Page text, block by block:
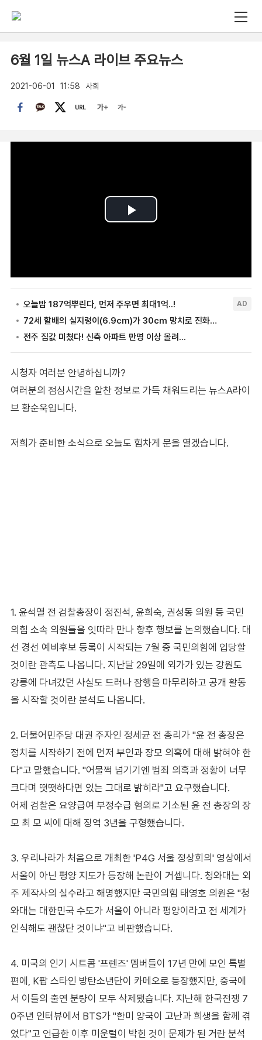
6월 1일 뉴스A 라이브 주요뉴스
2021-06-01 11:58 사회
시청자 여러분 안녕하십니까?
여러분의 점심시간을 알찬 정보로 가득 채워드리는 뉴스A라이
브 황순욱입니다.
저희가 준비한 소식으로 오늘도 힘차게 문을 열겠습니다.
1. 윤석열 전 검찰총장이 정진석, 윤희숙, 권성동 의원 등 국민
의힘 소속 의원들을 잇따라 만나 향후 행보를 논의했습니다. 대
선 경선 예비후보 등록이 시작되는 7월 중 국민의힘에 입당할
것이란 관측도 나옵니다. 지난달 29일에 외가가 있는 강원도
강릉에 다녀갔던 사실도 드러나 잠행을 마무리하고 공개 활동
을 시작할 것이란 분석도 나옵니다.
2. 더불어민주당 대권 주자인 정세균 전 총리가 "윤 전 총장은
정치를 시작하기 전에 먼저 부인과 장모 의혹에 대해 밝혀야 한
다"고 말했습니다. "어물쩍 넘기기엔 범죄 의혹과 정황이 너무
크다며 떳떳하다면 있는 그대로 밝히라"고 요구했습니다.
어제 검찰은 요양급여 부정수급 혐의로 기소된 윤 전 총장의 장
모 최 모 씨에 대해 징역 3년을 구형했습니다.
3. 우리나라가 처음으로 개최한 'P4G 서울 정상회의' 영상에서
서울이 아닌 평양 지도가 등장해 논란이 거셉니다. 청와대는 외
주 제작사의 실수라고 해명했지만 국민의힘 태영호 의원은 "청
와대는 대한민국 수도가 서울이 아니라 평양이라고 전 세계가
인식해도 괜찮단 것이냐"고 비판했습니다.
4. 미국의 인기 시트콤 '프렌즈' 멤버들이 17년 만에 모인 특별
편에, K팝 스타인 방탄소년단이 카메오로 등장했지만, 중국에
서 이들의 출연 분량이 모두 삭제됐습니다. 지난해 한국전쟁 7
0주년 인터뷰에서 BTS가 "한미 양국이 고난과 희생을 함께 겪
었다"고 언급한 이후 미운털이 박힌 것이 문제가 된 거란 분석